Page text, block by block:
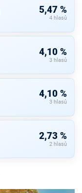
5,47 %
4 hlasů
4,10 %
3 hlasů
4,10 %
3 hlasů
2,73 %
2 hlasů